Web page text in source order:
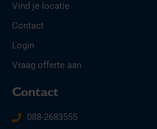
Vind je locatie
Contact
Login
Vraag offerte aan
Contact
088-2683555